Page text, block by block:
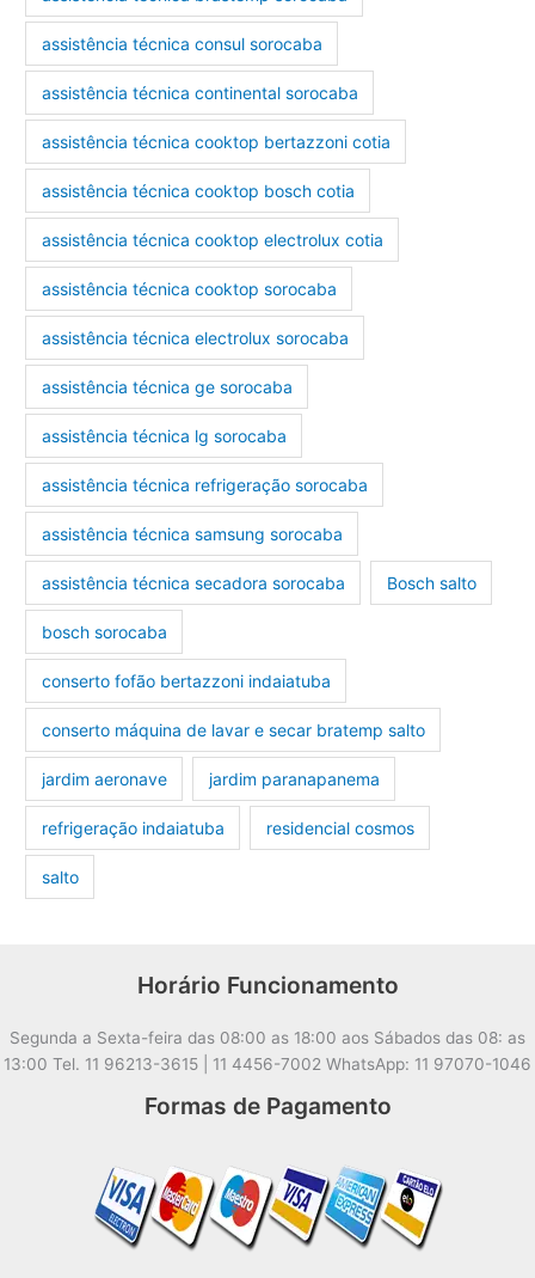
assistência técnica consul sorocaba
assistência técnica continental sorocaba
assistência técnica cooktop bertazzoni cotia
assistência técnica cooktop bosch cotia
assistência técnica cooktop electrolux cotia
assistência técnica cooktop sorocaba
assistência técnica electrolux sorocaba
assistência técnica ge sorocaba
assistência técnica lg sorocaba
assistência técnica refrigeração sorocaba
assistência técnica samsung sorocaba
assistência técnica secadora sorocaba Bosch salto
bosch sorocaba
conserto fofão bertazzoni indaiatuba
conserto máquina de lavar e secar bratemp salto
jardim aeronave jardim paranapanema
refrigeração indaiatuba residencial cosmos
salto
Horário Funcionamento
Segunda a Sexta-feira das 08:00 as 18:00 aos Sábados das 08: as
13:00 Tel. 11 96213-3615 | 11 4456-7002 WhatsApp: 11 97070-1046
Formas de Pagamento